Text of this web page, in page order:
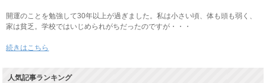
開運のことを勉強して30年以上が過ぎました。私は小さい頃、体も頭も弱く、
家は貧乏。学校ではいじめられがちだったのですが・・・
続きはこちら
人気記事ランキング